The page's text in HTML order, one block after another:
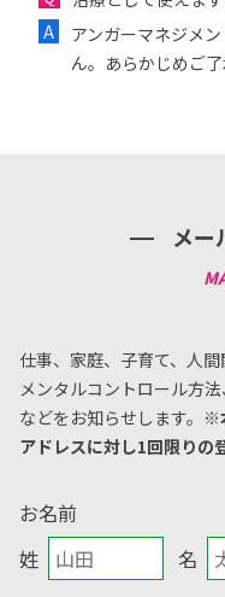
アンガーマネジメ
ん。あらかじめご了
メー
仕事、家庭、子育て、人
メンタルコントロール方法、
などをお知らせします。 ※
アドレスに対し1回限りの
お名前
姓
名